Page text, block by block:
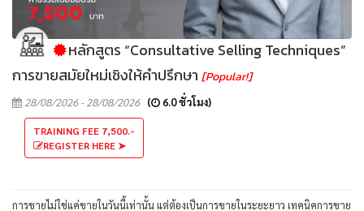
หลักสูตร “Consultative Selling Techniques”
การขายสมัยใหม่เชิงให้คำปรึกษา [Popular!]
28/08/2026 - 28/08/2026 ( 6.0 ชั่วโมง)
TRAINING FEE 7,500.-
REGISTER HERE ➤
การขายไม่ใช่แค่ขายในวันนี้เท่านั้น แต่ต้องเป็นการขายในระยะยาว เทคนิคการขาย